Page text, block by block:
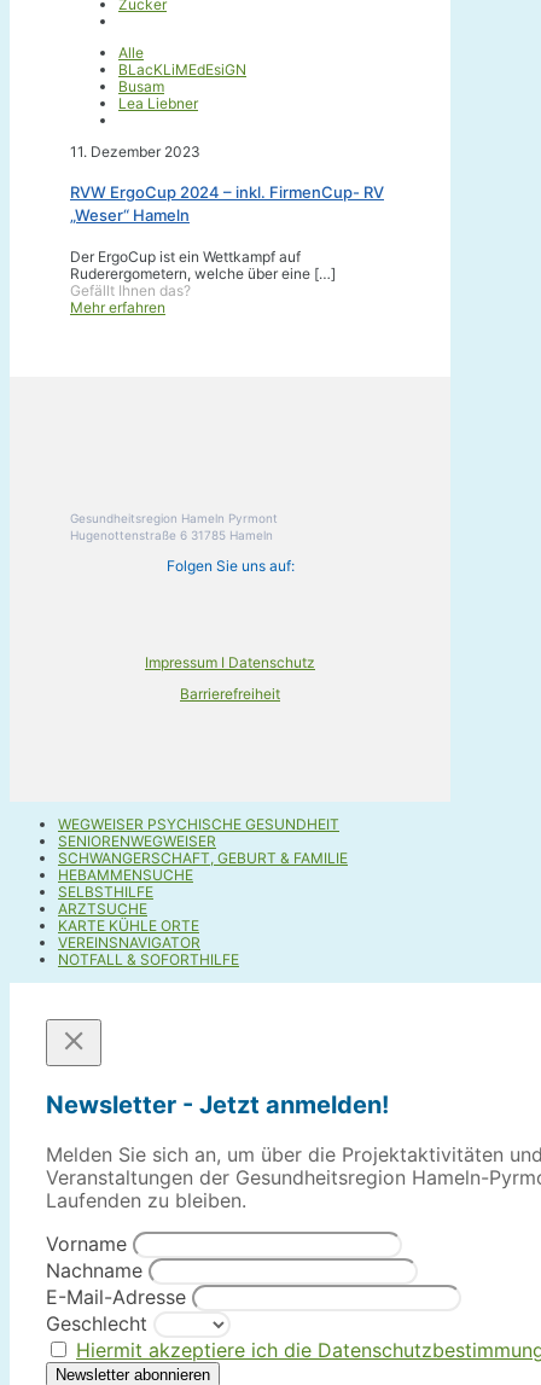
Zucker
Alle
BLacKLiMEdEsiGN
Busam
Lea Liebner
11. Dezember 2023
RVW ErgoCup 2024 – inkl. FirmenCup- RV
„Weser“ Hameln
Der ErgoCup ist ein Wettkampf auf
Ruderergometern, welche über eine […]
Gefällt Ihnen das?
Mehr erfahren
Gesundheitsregion Hameln Pyrmont
Hugenottenstraße 6 31785 Hameln
Folgen Sie uns auf:
Impressum I Datenschutz
Barrierefreiheit
WEGWEISER PSYCHISCHE GESUNDHEIT
SENIORENWEGWEISER
SCHWANGERSCHAFT, GEBURT & FAMILIE
HEBAMMENSUCHE
SELBSTHILFE
ARZTSUCHE
KARTE KÜHLE ORTE
VEREINSNAVIGATOR
NOTFALL & SOFORTHILFE
Newsletter - Jetzt anmelden!
Melden Sie sich an, um über die Projektaktivitäten
Veranstaltungen der Gesundheitsregion Hameln-
Laufenden zu bleiben.
Vorname
Nachname
E-Mail-Adresse
Geschlecht
Hiermit akzeptiere ich die